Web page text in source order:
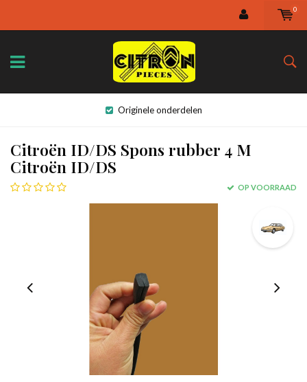
0
Originele onderdelen
Citroën ID/DS Spons rubber 4 M
Citroën ID/DS
OP VOORRAAD